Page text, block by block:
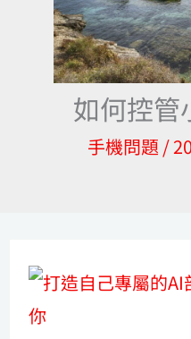
如何控管
手機問題 /